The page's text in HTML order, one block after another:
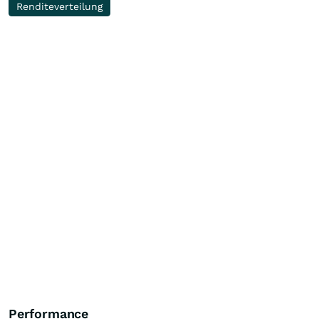
Renditeverteilung
Performance